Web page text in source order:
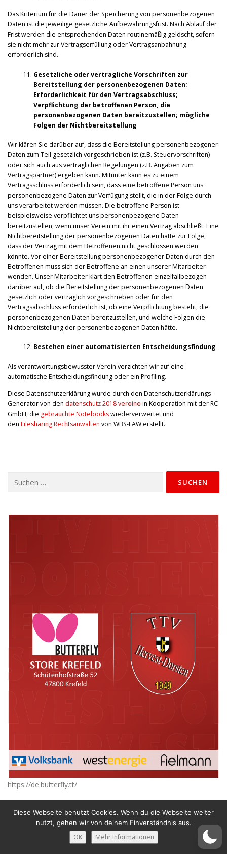
Das Kriterium für die Dauer der Speicherung von personenbezogenen
Daten ist die jeweilige gesetzliche Aufbewahrungsfrist. Nach Ablauf der
Frist werden die entsprechenden Daten routinemäßig gelöscht, sofern
sie nicht mehr zur Vertragserfüllung oder Vertragsanbahnung
erforderlich sind.
Gesetzliche oder vertragliche Vorschriften zur
Bereitstellung der personenbezogenen Daten;
Erforderlichkeit für den Vertragsabschluss;
Verpflichtung der betroffenen Person, die
personenbezogenen Daten bereitzustellen; mögliche
Folgen der Nichtbereitstellung
Wir klären Sie darüber auf, dass die Bereitstellung personenbezogener
Daten zum Teil gesetzlich vorgeschrieben ist (z.B. Steuervorschriften)
oder sich auch aus vertraglichen Regelungen (z.B. Angaben zum
Vertragspartner) ergeben kann. Mitunter kann es zu einem
Vertragsschluss erforderlich sein, dass eine betroffene Person uns
personenbezogene Daten zur Verfügung stellt, die in der Folge durch
uns verarbeitet werden müssen. Die betroffene Person ist
beispielsweise verpflichtet uns personenbezogene Daten
bereitzustellen, wenn unser Verein mit ihr einen Vertrag abschließt. Eine
Nichtbereitstellung der personenbezogenen Daten hätte zur Folge,
dass der Vertrag mit dem Betroffenen nicht geschlossen werden
könnte. Vor einer Bereitstellung personenbezogener Daten durch den
Betroffenen muss sich der Betroffene an einen unserer Mitarbeiter
wenden. Unser Mitarbeiter klärt den Betroffenen einzelfallbezogen
darüber auf, ob die Bereitstellung der personenbezogenen Daten
gesetzlich oder vertraglich vorgeschrieben oder für den
Vertragsabschluss erforderlich ist, ob eine Verpflichtung besteht, die
personenbezogenen Daten bereitzustellen, und welche Folgen die
Nichtbereitstellung der personenbezogenen Daten hätte.
Bestehen einer automatisierten Entscheidungsfindung
Als verantwortungsbewusster Verein verzichten wir auf eine
automatische Entscheidungsfindung oder ein Profiling.
Diese Datenschutzerklärung wurde durch den Datenschutzerklärungs-
Generator von den datenschutz 2018 vereine in Kooperation mit der RC
GmbH, die gebrauchte Notebookswiederverwertet und
den Filesharing Rechtsanwälten von WBS-LAW erstellt.
nach:
https://de.butterfly.tt/
Diese Webseite benutzt Cookies. Wenn du die Webseite weiter
nutzt, gehen wir von deinem Einverständnis aus.
OK Mehr Informationen